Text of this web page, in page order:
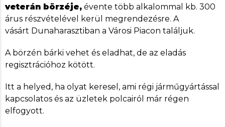
veterán börzéje, évente több alkalommal kb. 300
árus részvételével kerül megrendezésre. A
vásárt Dunaharasztiban a Városi Piacon találjuk.
A börzén bárki vehet és eladhat, de az eladás
regisztrációhoz kötött.
Itt a helyed, ha olyat keresel, ami régi járműgyártással
kapcsolatos és az üzletek polcairól már régen
elfogyott.